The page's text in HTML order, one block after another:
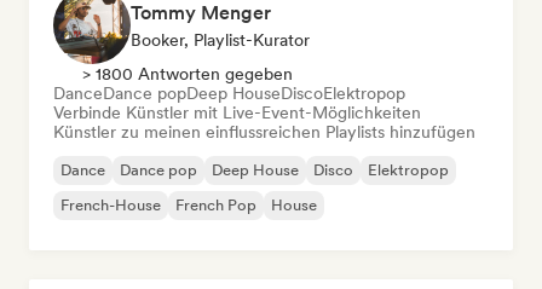
Tommy Menger
Booker, Playlist-Kurator
> 1800 Antworten gegeben
DanceDance popDeep HouseDiscoElektropop
Verbinde Künstler mit Live-Event-Möglichkeiten
Künstler zu meinen einflussreichen Playlists hinzufügen
Dance Dance pop Deep House Disco
Elektropop
French-House
French Pop House